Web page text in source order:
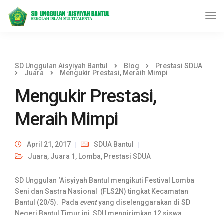
SD Unggulan Aisyiyah Bantul Blog
Prestasi SDUA
Juara
Mengukir Prestasi, Meraih Mimpi
Mengukir Prestasi,
Meraih Mimpi
April 21, 2017
SDUA Bantul
Juara, Juara 1 , Lomba, Prestasi SDUA
SD Unggulan ‘Aisyiyah Bantul mengikuti Festival Lomba
Seni dan Sastra Nasional (FLS2N) tingkat Kecamatan
Bantul (20/5). Pada eventyang diselenggarakan di SD
Negeri Bantul Timur ini, SDU mengirimkan 12 siswa